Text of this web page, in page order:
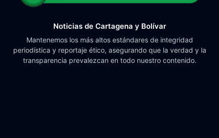
Noticias de Cartagena y Bolívar
Mantenemos los más altos estándares de integridad
periodística y reportaje ético, asegurando que la verdad y la
transparencia prevalezcan en todo nuestro contenido.